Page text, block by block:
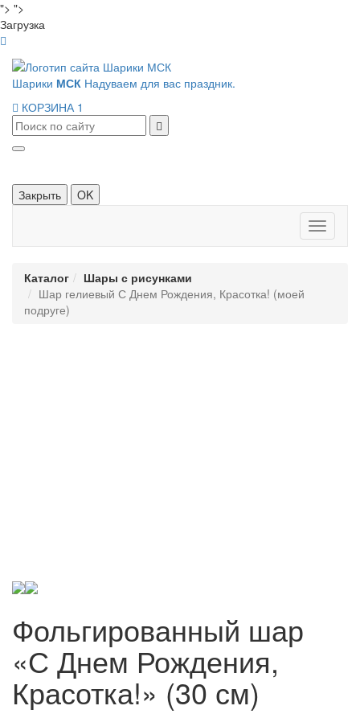
"> ">
Загрузка
Шарики МСК Надуваем для вас праздник.
КОРЗИНА 1
Закрыть OK
Панель
Каталог
Шары с рисунками
Шар гелиевый С Днем Рождения, Красотка! (моей
подруге)
Фольгированный шар
«С Днем Рождения,
Красотка!» (30 см)